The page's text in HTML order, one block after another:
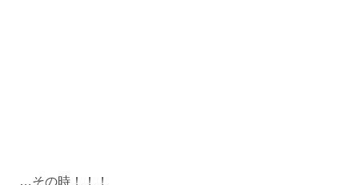
…その時！！！